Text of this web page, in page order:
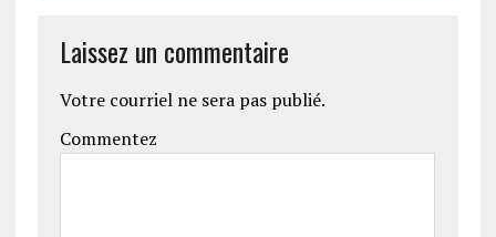
Laissez un commentaire
Votre courriel ne sera pas publié.
Commentez